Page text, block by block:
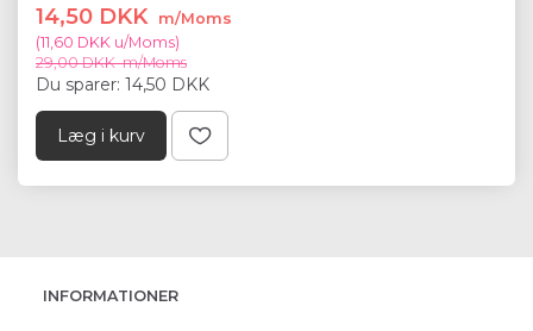
14,50 DKK m/Moms
(11,60 DKK u/Moms)
29,00 DKKm/Moms
Du sparer: 14,50 DKK
Læg i kurv
INFORMATIONER